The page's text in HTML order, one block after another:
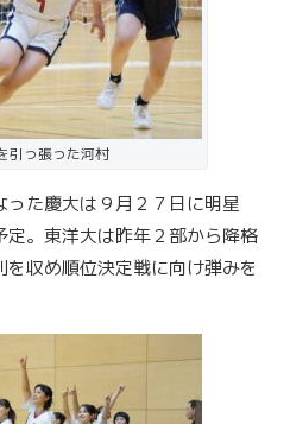
引っ張った河村
った慶大は９月２７日に明星
。東洋大は昨年２部から降格
収め順位決定戦に向け弾みを